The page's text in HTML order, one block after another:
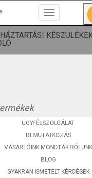
Toggle
navigation
ÜGYFÉLSZOLGÁLAT
BEMUTATKOZÁS
VÁSÁRLÓINK MONDTÁK RÓLUNK
BLOG
GYAKRAN ISMÉTELT KÉRDÉSEK